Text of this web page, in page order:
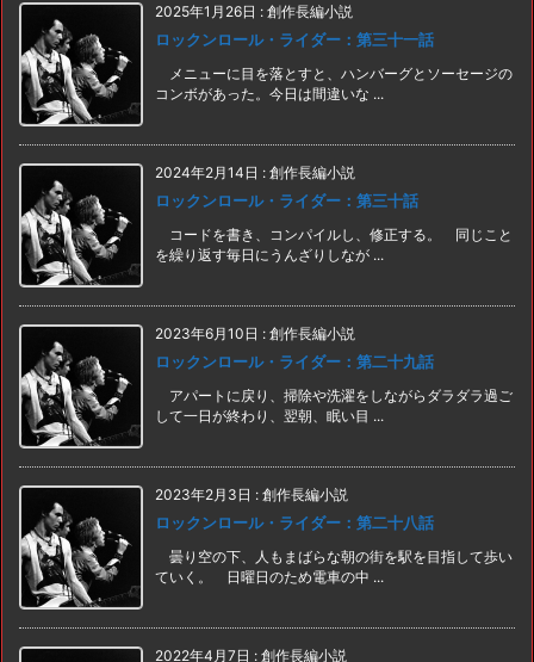
2025年1月26日 : 創作長編小説
ロックンロール・ライダー：第三十一話
メニューに目を落とすと、ハンバーグとソーセージの
コンボがあった。今日は間違いな ...
2024年2月14日 : 創作長編小説
ロックンロール・ライダー：第三十話
コードを書き、コンパイルし、修正する。 同じこと
を繰り返す毎日にうんざりしなが ...
2023年6月10日 : 創作長編小説
ロックンロール・ライダー：第二十九話
アパートに戻り、掃除や洗濯をしながらダラダラ過ご
して一日が終わり、翌朝、眠い目 ...
2023年2月3日 : 創作長編小説
ロックンロール・ライダー：第二十八話
曇り空の下、人もまばらな朝の街を駅を目指して歩い
ていく。 日曜日のため電車の中 ...
2022年4月7日 : 創作長編小説